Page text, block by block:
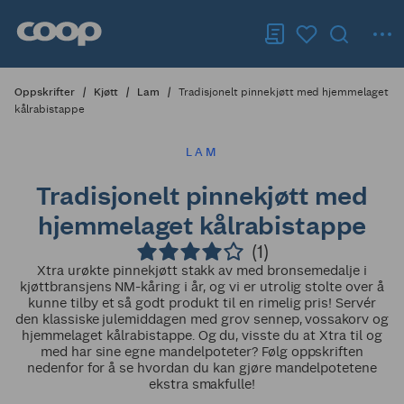
Oppskrifter Kjøtt Lam
Tradisjonelt pinnekjøtt med hjemmelaget
kålrabistappe
LAM
Tradisjonelt pinnekjøtt med
hjemmelaget kålrabistappe
(1)
Xtra urøkte pinnekjøtt stakk av med bronsemedalje i
kjøttbransjens NM-kåring i år, og vi er utrolig stolte over å
kunne tilby et så godt produkt til en rimelig pris! Servér
den klassiske julemiddagen med grov sennep, vossakorv og
hjemmelaget kålrabistappe. Og du, visste du at Xtra til og
med har sine egne mandelpoteter? Følg oppskriften
nedenfor for å se hvordan du kan gjøre mandelpotetene
ekstra smakfulle!